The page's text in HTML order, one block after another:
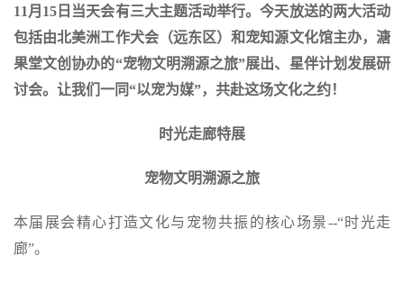
11月15日当天会有三大主题活动举行。今天放送的两大活动
包括由北美洲工作犬会（远东区）和宠知源文化馆主办，溏
果堂文创协办的“宠物文明溯源之旅”展出、星伴计划发展研
讨会。让我们一同“以宠为媒”，共赴这场文化之约！
时光走廊特展
宠物文明溯源之旅
本届展会精心打造文化与宠物共振的核心场景--“时光走
廊”。